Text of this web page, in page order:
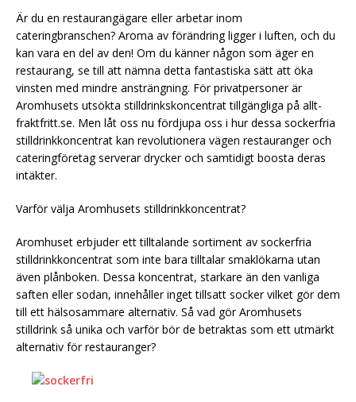
Är du en restaurangägare eller arbetar inom
cateringbranschen? Aroma av förändring ligger i luften, och du
kan vara en del av den! Om du känner någon som äger en
restaurang, se till att nämna detta fantastiska sätt att öka
vinsten med mindre ansträngning. För privatpersoner är
Aromhusets utsökta stilldrinkskoncentrat tillgängliga på allt-
fraktfritt.se. Men låt oss nu fördjupa oss i hur dessa sockerfria
stilldrinkkoncentrat kan revolutionera vägen restauranger och
cateringföretag serverar drycker och samtidigt boosta deras
intäkter.
Varför välja Aromhusets stilldrinkkoncentrat?
Aromhuset erbjuder ett tilltalande sortiment av sockerfria
stilldrinkkoncentrat som inte bara tilltalar smaklökarna utan
även plånboken. Dessa koncentrat, starkare än den vanliga
saften eller sodan, innehåller inget tillsatt socker vilket gör dem
till ett hälsosammare alternativ. Så vad gör Aromhusets
stilldrink så unika och varför bör de betraktas som ett utmärkt
alternativ för restauranger?